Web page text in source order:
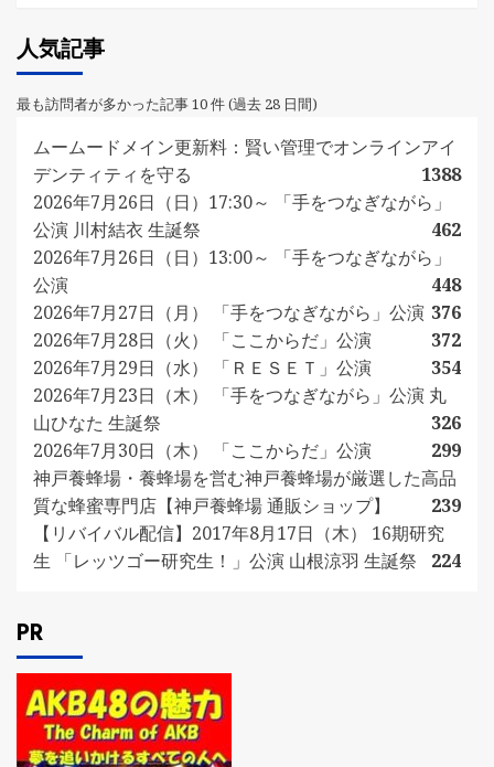
人気記事
最も訪問者が多かった記事 10 件 (過去 28 日間)
ムームードメイン更新料：賢い管理でオンラインアイ
デンティティを守る
1388
2026年7月26日（日）17:30～ 「手をつなぎながら」
公演 川村結衣 生誕祭
462
2026年7月26日（日）13:00～ 「手をつなぎながら」
公演
448
2026年7月27日（月） 「手をつなぎながら」公演 376
2026年7月28日（火） 「ここからだ」公演
372
2026年7月29日（水） 「ＲＥＳＥＴ」公演
354
2026年7月23日（木） 「手をつなぎながら」公演 丸
山ひなた 生誕祭
326
2026年7月30日（木） 「ここからだ」公演
299
神戸養蜂場・養蜂場を営む神戸養蜂場が厳選した高品
質な蜂蜜専門店【神戸養蜂場 通販ショップ】
239
【リバイバル配信】2017年8月17日（木） 16期研究
生 「レッツゴー研究生！」公演 山根涼羽 生誕祭
224
PR